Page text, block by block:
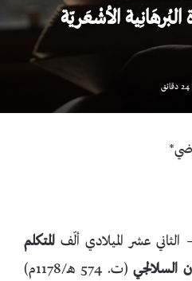
الأشْعَريّة
عشر الميلادي ألّف المتكلم
السلالجي
(ت. 574 هـ/1178م)